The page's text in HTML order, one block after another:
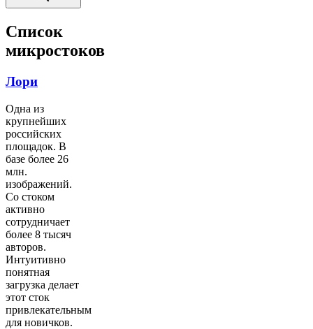
Список
микростоков
Лори
Одна из
крупнейших
российских
площадок. В
базе более 26
млн.
изображений.
Со стоком
активно
сотрудничает
более 8 тысяч
авторов.
Интуитивно
понятная
загрузка делает
этот сток
привлекательным
для новичков.